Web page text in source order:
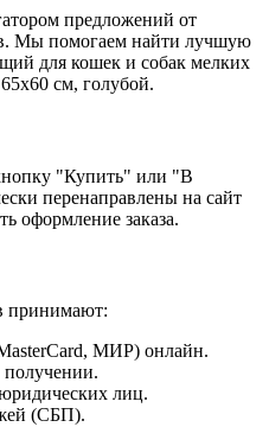
предложений от
Мы помогаем найти лучшую
для кошек и собак мелких
см, голубой.
"Купить" или "В
перенаправлены на сайт
оформление заказа.
принимают:
МИР) онлайн.
лиц.
(СБП).